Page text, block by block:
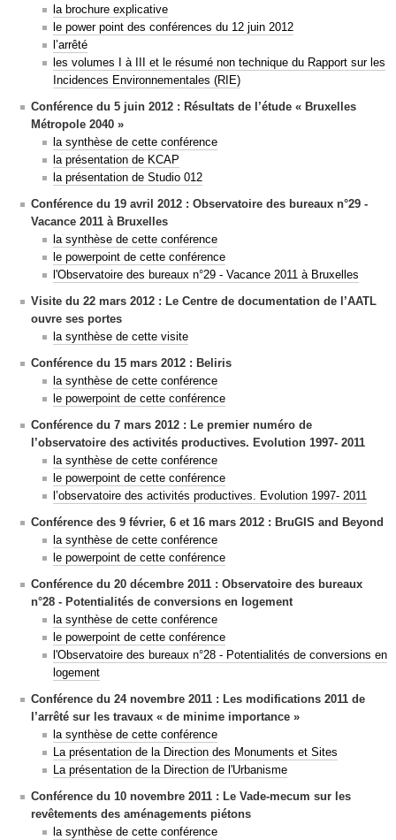
la brochure explicative
le power point des conférences du 12 juin 2012
l’arrêté
les volumes I à III et le résumé non technique du Rapport sur les
Incidences Environnementales (RIE)
Conférence du 5 juin 2012 : Résultats de l’étude « Bruxelles
Métropole 2040 »
la synthèse de cette conférence
la présentation de KCAP
la présentation de Studio 012
Conférence du 19 avril 2012 : Observatoire des bureaux n°29 -
Vacance 2011 à Bruxelles
la synthèse de cette conférence
le powerpoint de cette conférence
l'Observatoire des bureaux n°29 - Vacance 2011 à Bruxelles
Visite du 22 mars 2012 : Le Centre de documentation de l’AATL
ouvre ses portes
la synthèse de cette visite
Conférence du 15 mars 2012 : Beliris
la synthèse de cette conférence
le powerpoint de cette conférence
Conférence du 7 mars 2012 : Le premier numéro de
l’observatoire des activités productives. Evolution 1997- 2011
la synthèse de cette conférence
le powerpoint de cette conférence
l’observatoire des activités productives. Evolution 1997- 2011
Conférence des 9 février, 6 et 16 mars 2012 : BruGIS and Beyond
la synthèse de cette conférence
le powerpoint de cette conférence
Conférence du 20 décembre 2011 : Observatoire des bureaux
n°28 - Potentialités de conversions en logement
la synthèse de cette conférence
le powerpoint de cette conférence
l'Observatoire des bureaux n°28 - Potentialités de conversions en
logement
Conférence du 24 novembre 2011 : Les modifications 2011 de
l’arrêté sur les travaux « de minime importance »
la synthèse de cette conférence
La présentation de la Direction des Monuments et Sites
La présentation de la Direction de l'Urbanisme
Conférence du 10 novembre 2011 : Le Vade-mecum sur les
revêtements des aménagements piétons
la synthèse de cette conférence